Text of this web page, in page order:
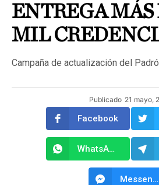
ENTREGA MÁS
MIL
Campaña de actualización del
Publicado 21 mayo,
Facebook
WhatsApp
Messenger